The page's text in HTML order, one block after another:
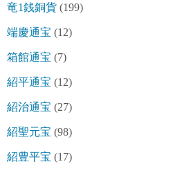
竜1銭銅貨 (199)
端慶通宝 (12)
箱館通宝 (7)
紹平通宝 (12)
紹治通宝 (27)
紹聖元宝 (98)
紹豊平宝 (17)